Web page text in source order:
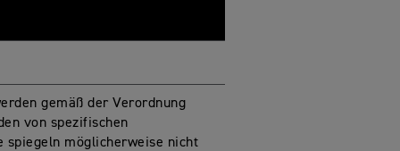
gemäß der Verordnung
von spezifischen
spiegeln möglicherweise nicht